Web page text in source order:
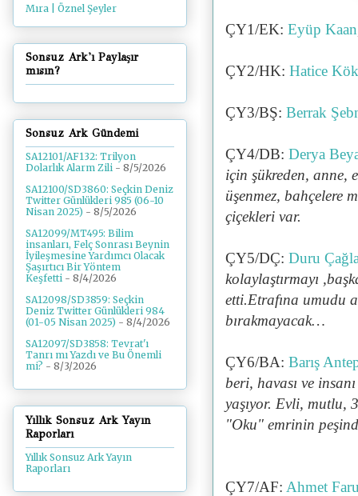
ÇY1/EK: Eyüp Kaan
ÇY2/HK: Hatice
ÇY3/BŞ: Berrak
ÇY4/DB: Derya
için şükreden, anne,
üşenmez, bahçelere
çiçekleri var.
ÇY5/DÇ: Duru
kolaylaştırmayı
etti.Etrafına umudu
bırakmayacak…
ÇY6/BA: Barış
beri, havası ve
yaşıyor. Evli, mutlu,
"Oku" emrinin
ÇY7/AF: Ahmet
Mıra | Öznel Şeyler
Sonsuz Ark'ı Paylaşır
mısın?
Sonsuz Ark Gündemi
SA12101/AF132: Trilyon
Dolarlık Alarm Zili - 8/5/2026
SA12100/SD3860: Seçkin Deniz
Twitter Günlükleri 985 (06-10
Nisan 2025) - 8/5/2026
SA12099/MT495: Bilim
insanları, Felç Sonrası Beynin
İyileşmesine Yardımcı Olacak
Şaşırtıcı Bir Yöntem
Keşfetti - 8/4/2026
SA12098/SD3859: Seçkin
Deniz Twitter Günlükleri 984
(01-05 Nisan 2025) - 8/4/2026
SA12097/SD3858: Tevrat'ı
Tanrı mı Yazdı ve Bu Önemli
mi? - 8/3/2026
Yıllık Sonsuz Ark Yayın
Raporları
Yıllık Sonsuz Ark Yayın
Raporları